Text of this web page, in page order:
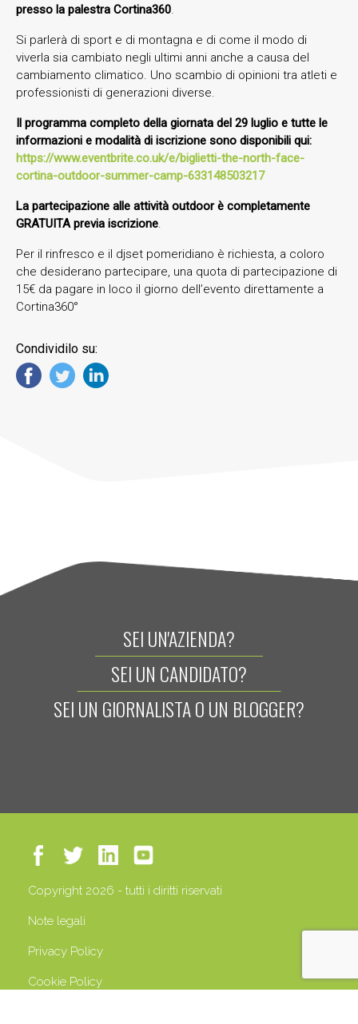
presso la palestra Cortina360.
Si parlerà di sport e di montagna e di come il modo di
viverla sia cambiato negli ultimi anni anche a causa del
cambiamento climatico. Uno scambio di opinioni tra atleti e
professionisti di generazioni diverse.
Il programma completo della giornata del 29 luglio e tutte le
informazioni e modalità di iscrizione sono disponibili qui:
https://www.eventbrite.co.uk/e/biglietti-the-north-face-
cortina-outdoor-summer-camp-633148503217
La partecipazione alle attività outdoor è completamente
GRATUITA previa iscrizione.
Per il rinfresco e il djset pomeridiano è richiesta, a coloro
che desiderano partecipare, una quota di partecipazione di
15€ da pagare in loco il giorno dell’evento direttamente a
Cortina360°
Condividilo su:
SEI UN'AZIENDA?
SEI UN CANDIDATO?
SEI UN GIORNALISTA O UN BLOGGER?
Copyright 2026 - tutti i diritti riservati
Note legali
Privacy Policy
Cookie Policy